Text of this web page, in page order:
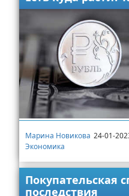
Марина Новикова 24-01-
Экономика
Покупательская
последствия